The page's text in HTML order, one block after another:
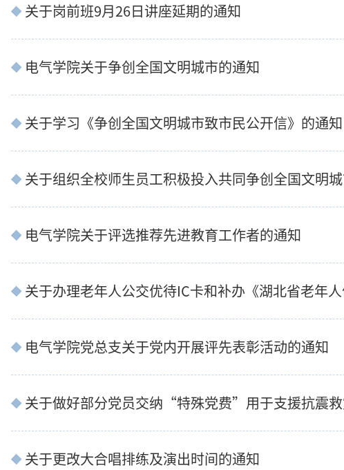
关于岗前班9月26日讲座延期的通知
电气学院关于争创全国文明城市的通知
关于学习《争创全国文明城市致市民公开信》的通知
电气学院关于评选推荐先进教育工作者的通知
电气学院党总支关于党内开展评先表彰活动的通知
关于更改大合唱排练及演出时间的通知